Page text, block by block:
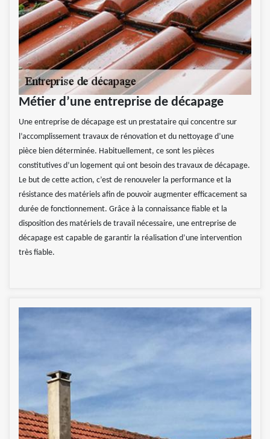
Métier d’une entreprise de décapage
Une entreprise de décapage est un prestataire qui concentre sur
l’accomplissement travaux de rénovation et du nettoyage d’une
pièce bien déterminée. Habituellement, ce sont les pièces
constitutives d’un logement qui ont besoin des travaux de décapage.
Le but de cette action, c’est de renouveler la performance et la
résistance des matériels afin de pouvoir augmenter efficacement sa
durée de fonctionnement. Grâce à la connaissance fiable et la
disposition des matériels de travail nécessaire, une entreprise de
décapage est capable de garantir la réalisation d’une intervention
très fiable.